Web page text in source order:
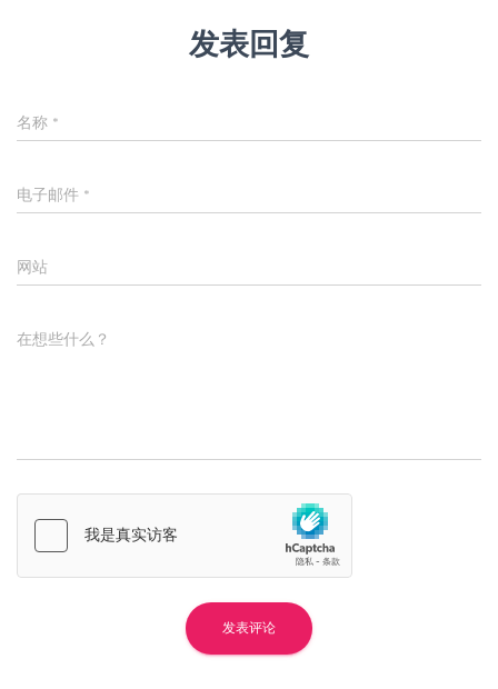
发表回复
名称 *
电子邮件 *
网站
在想些什么？